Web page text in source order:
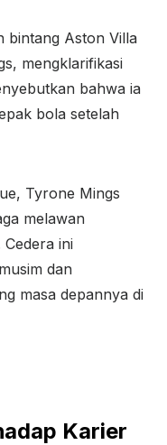
bintang Aston Villa
mengklarifikasi
bahwa ia
bola setelah
Tyrone Mings
melawan
ini
dan
masa depannya di
Karier